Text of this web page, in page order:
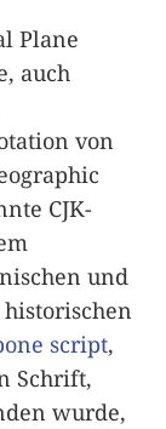
Plane
auch
von
CJK-
und
script,
Schrift,
wurde,